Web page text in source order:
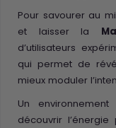
Pour savourer au
et laisser la
d’utilisateurs
qui permet de
mieux moduler
Un
découvrir